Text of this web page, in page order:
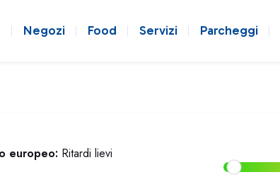
Negozi Food Servizi Parcheggi
europeo: Ritardi lievi